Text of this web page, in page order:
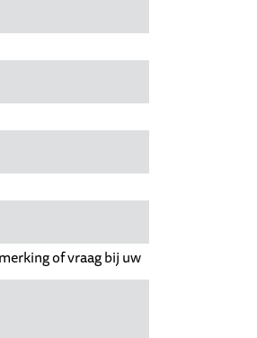
of vraag bij uw